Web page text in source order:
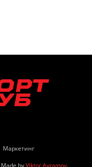
Маркетинг